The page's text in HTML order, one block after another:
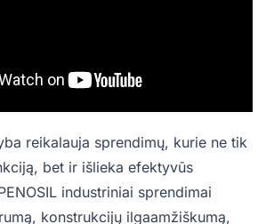
reikalauja sprendimų, kurie ne tik
bet ir išlieka efektyvūs
industriniai sprendimai
konstrukcijų ilgaamžiškumą,